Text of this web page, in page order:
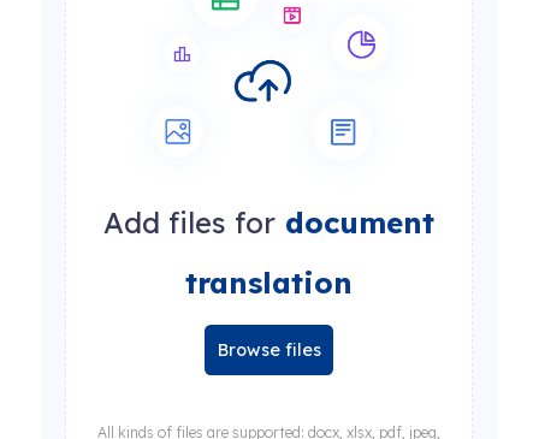
Add files for document
translation
Browse files
All kinds of files are supported: docx, xlsx, pdf, jpeg,